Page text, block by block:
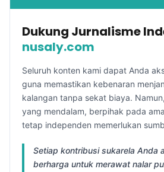
Dukung Jurnalisme
nusaly.com
Seluruh konten kami dapat Anda
guna memastikan kebenaran
kalangan tanpa sekat biaya.
yang mendalam, berpihak pada
tetap independen memerlukan
Setiap kontribusi sukarela Anda
berharga untuk merawat nalar